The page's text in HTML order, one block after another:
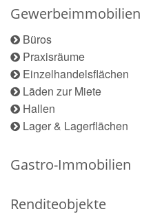
Gewerbeimmobilien
Büros
Praxisräume
Einzelhandelsflächen
Läden zur Miete
Hallen
Lager & Lagerflächen
Gastro-Immobilien
Renditeobjekte